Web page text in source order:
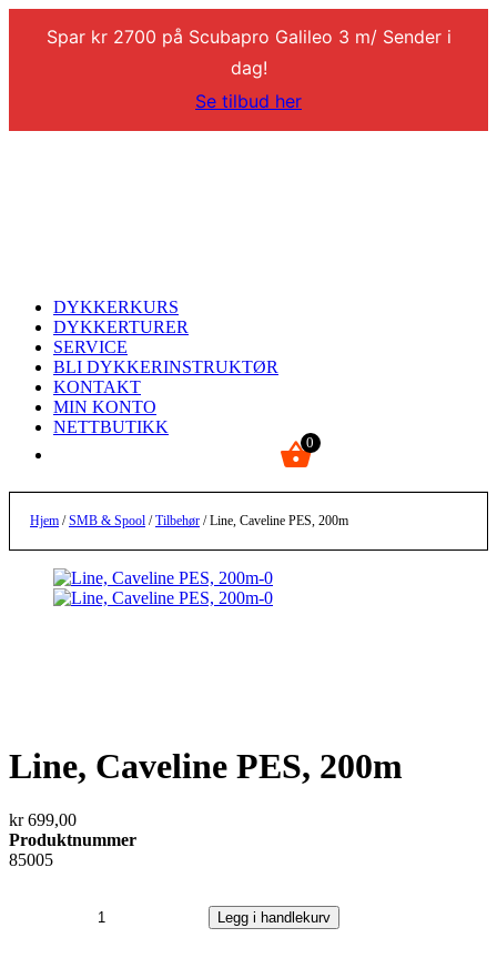
Spar kr 2700 på Scubapro Galileo 3 m/ Sender i
dag!
Se tilbud her
DYKKERKURS
DYKKERTURER
SERVICE
BLI DYKKERINSTRUKTØR
KONTAKT
MIN KONTO
NETTBUTIKK
0
Hjem /SMB & Spool /Tilbehør / Line, Caveline PES, 200m
Line, Caveline PES, 200m
kr699,00
Produktnummer
85005
Legg i handlekurv